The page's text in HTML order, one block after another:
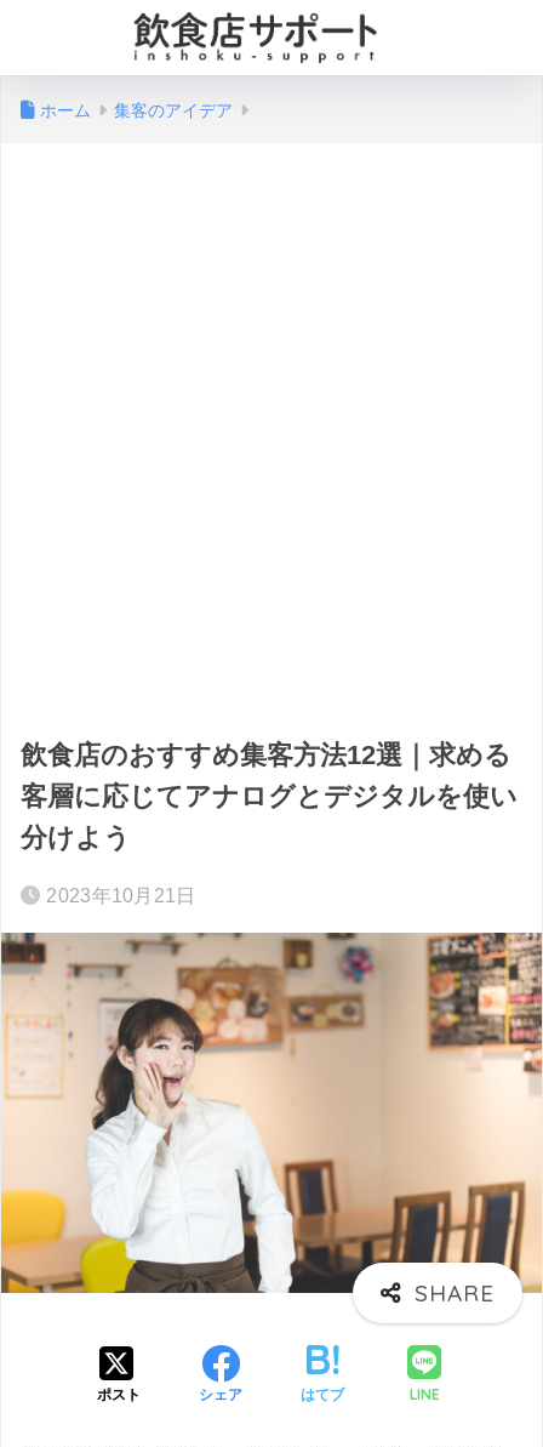
ホーム 集客のアイデア
飲食店のおすすめ集客方法12選｜求める
客層に応じてアナログとデジタルを使い
分けよう
2023年10月21日
ポスト シェア はてブ LINE